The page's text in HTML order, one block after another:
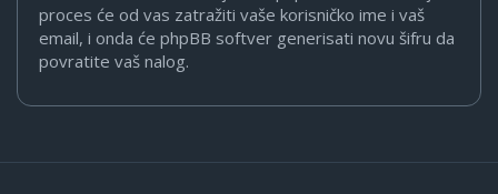
proces će od vas zatražiti vaše korisničko ime i vaš
email, i onda će phpBB softver generisati novu šifru da
povratite vaš nalog.